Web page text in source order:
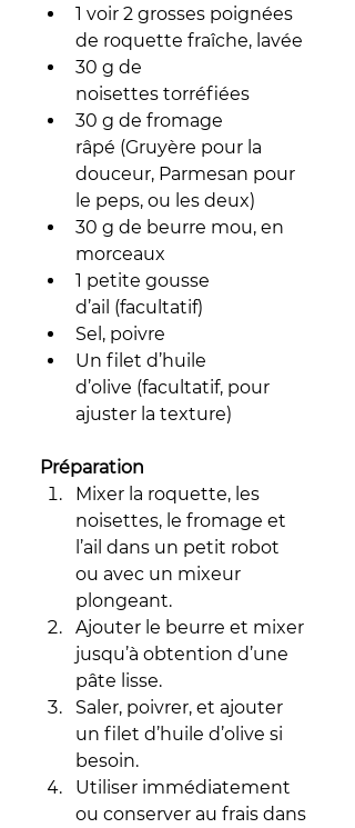
1 voir 2 grosses poignées
de roquette fraîche, lavée
30 g de
noisettes torréfiées
30 g de fromage
râpé (Gruyère pour la
douceur, Parmesan pour
le peps, ou les deux)
30 g de beurre mou, en
morceaux
1 petite gousse
d’ail (facultatif)
Sel, poivre
Un filet d’huile
d’olive (facultatif, pour
ajuster la texture)
Préparation
Mixer la roquette, les
noisettes, le fromage et
l’ail dans un petit robot
ou avec un mixeur
plongeant.
Ajouter le beurre et mixer
jusqu’à obtention d’une
pâte lisse.
Saler, poivrer, et ajouter
un filet d’huile d’olive si
besoin.
Utiliser immédiatement
ou conserver au frais dans